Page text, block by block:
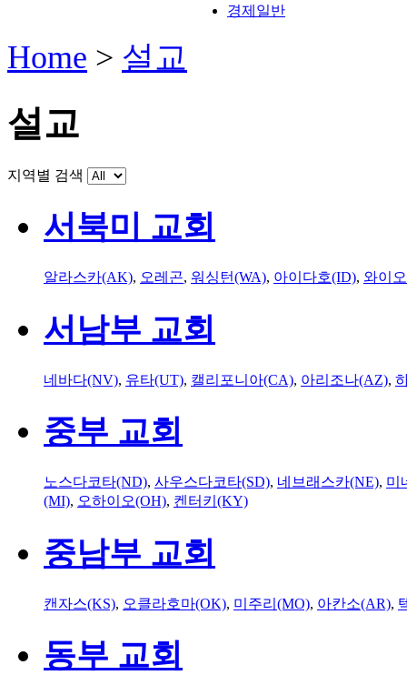
경제일반
Home > 설교
설교
지역별 검색
서북미 교회
알라스카(AK), 오레곤, 워싱턴(WA), 아이다호(ID), 와이
서남부 교회
네바다(NV), 유타(UT), 캘리포니아(CA), 아리조나(AZ),
중부 교회
노스다코타(ND), 사우스다코타(SD), 네브래스카(NE), 미
(MI), 오하이오(OH), 켄터키(KY)
중남부 교회
캔자스(KS), 오클라호마(OK), 미주리(MO), 아칸소(AR),
동부 교회